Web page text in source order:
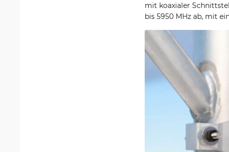
mit koaxialer
bis 5950 MHz ab, mit